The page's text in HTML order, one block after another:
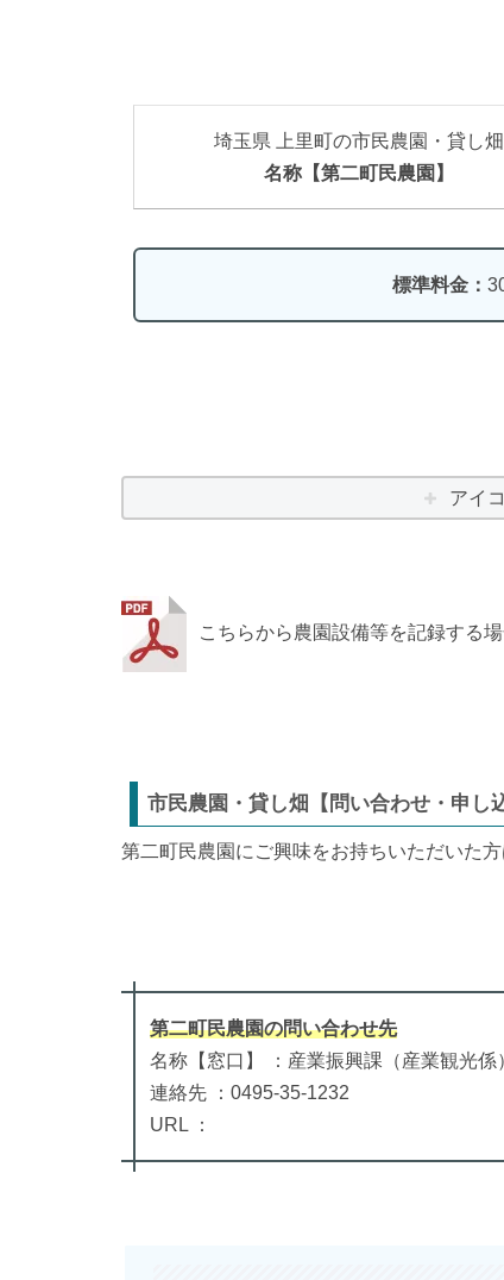
埼玉県 上里町の市民農園・貸し畑
名称【第二町民農園】
標準料金：
アイ
こちらから農園設備等を記録する
市民農園・貸し畑【問い合わせ・申し
第二町民農園にご興味をお持ちいただいた
第二町民農園の問い合わせ先
名称【窓口】 ：産業振興課（産業観光係）
連絡先 ：0495-35-1232
URL ：